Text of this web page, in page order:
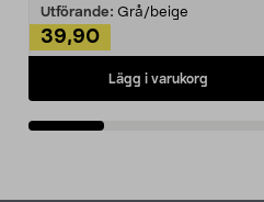
Utförande: Grå/beige
39,90
Lägg i varukorg